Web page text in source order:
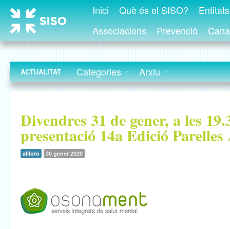
Inici Què és el SISO?
Associacions
Prevenció
ACTUALITAT Categories Arxiu
Divendres 31 de gener, a les
presentació 14a Edició
allloro 30 gener 2020